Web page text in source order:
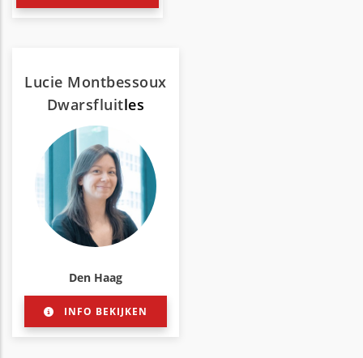
Lucie Montbessoux
Dwarsfluitles
Den Haag
INFO BEKIJKEN